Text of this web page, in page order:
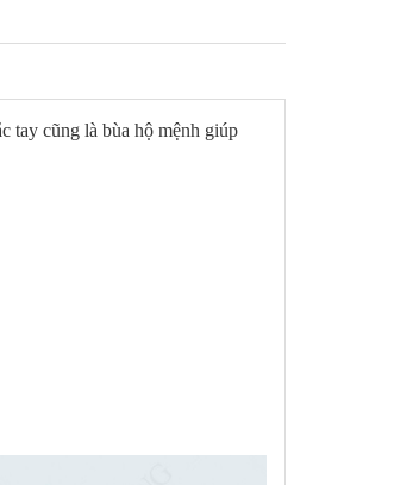
tay cũng là bùa hộ mệnh giúp